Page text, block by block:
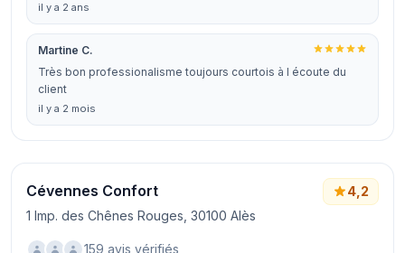
il y a 2 ans
Martine C.
Très bon professionalisme toujours courtois à l écoute du
client
il y a 2 mois
Cévennes Confort
1 Imp. des Chênes Rouges, 30100 Alès
4,2
159 avis vérifiés